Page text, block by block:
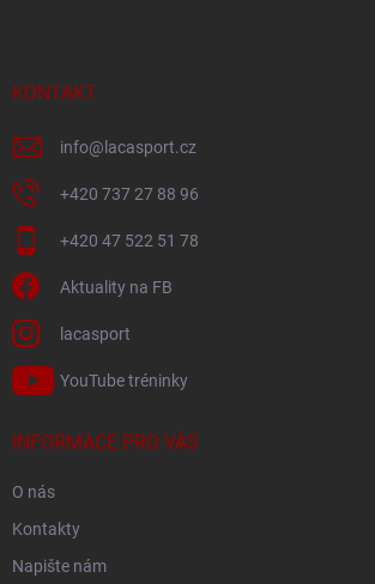
KONTAKT
info@ lacasport.cz
+420 737 27 88 96
+420 47 522 51 78
Aktuality na FB
lacasport
YouTube tréninky
INFORMACE PRO VÁS
O nás
Kontakty
Napište nám